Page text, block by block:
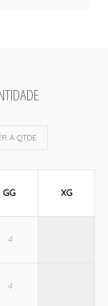
A QTDE
GG XG